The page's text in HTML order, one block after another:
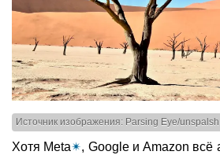
Источник изображения: Parsing Eye/
Хотя Meta✴, Google и Amazon всё